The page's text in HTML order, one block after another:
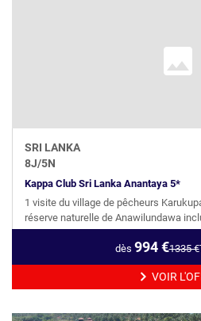
SRI LANKA
8J/5N
Kappa Club Sri Lanka Anantaya 5*
1 visite du village de pêcheurs
réserve naturelle de Anawilundawa
dès 994€1335€
VOIR